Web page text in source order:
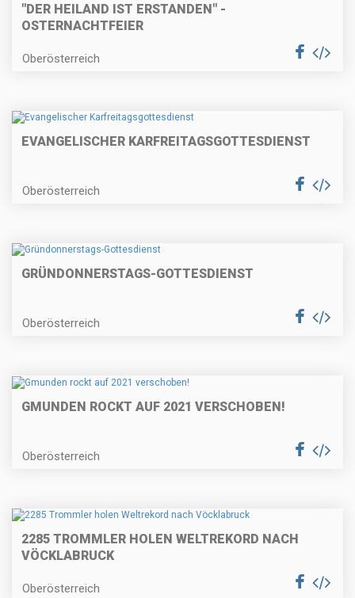
"DER HEILAND IST ERSTANDEN" -
OSTERNACHTFEIER
Oberösterreich
EVANGELISCHER KARFREITAGSGOTTESDIENST
Oberösterreich
GRÜNDONNERSTAGS-GOTTESDIENST
Oberösterreich
GMUNDEN ROCKT AUF 2021 VERSCHOBEN!
Oberösterreich
2285 TROMMLER HOLEN WELTREKORD NACH
VÖCKLABRUCK
Oberösterreich